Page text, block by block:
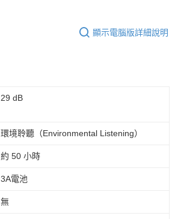
顯示電腦版詳細說明
29 dB
環境聆聽（Environmental Listening）
約 50 小時
3A電池
無